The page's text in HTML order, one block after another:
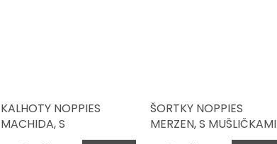
KALHOTY NOPPIES
MACHIDA, S
MUŠLIČKAMI, SLIM FIT
ŠORTKY NOPPIES
MERZEN, S MUŠLIČKAMI